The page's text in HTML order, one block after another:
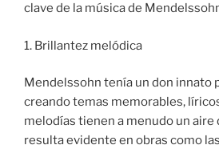
clave de la música de
1. Brillantez melódica
Mendelssohn tenía un don innato
creando temas memorables,
melodías tienen a menudo un aire
resulta evidente en obras como